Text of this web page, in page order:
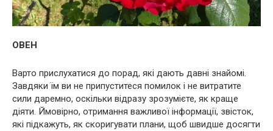
ОВЕН
Варто прислухатися до порад, які дають давні знайомі.
Завдяки їм ви не припуститеся помилок і не витратите
сили даремно, оскільки відразу зрозумієте, як краще
діяти. Ймовірно, отримання важливої інформації, звісток,
які підкажуть, як скоригувати плани, щоб швидше досягти